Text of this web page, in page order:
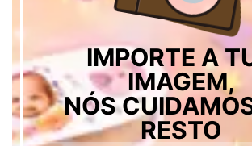
IMPORTE A
IMAGEM,
NÓS
RESTO